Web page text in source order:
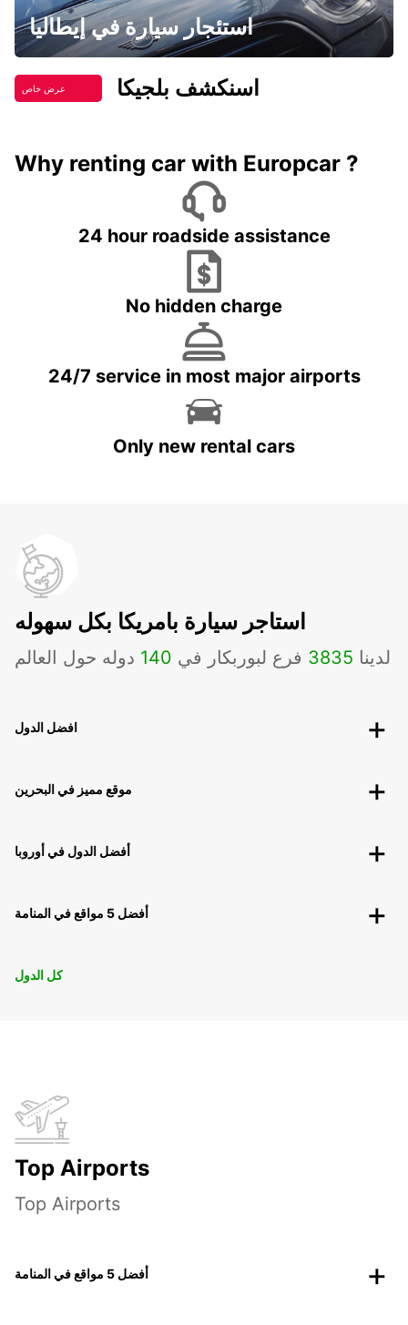
استئجار سيارة في إيطاليا
عرض خاص اسنكشف بلجيكا
Why renting car with Europcar ?
24 hour roadside assistance
No hidden charge
24/7 service in most major airports
Only new rental cars
استاجر سيارة بامريكا بكل سهوله
لدينا 3835 فرع لبوربكار في 140 دوله حول العالم
افضل الدول
موقع مميز في البحرين
أفضل الدول في أوروبا
أفضل 5 مواقع في المنامة
كل الدول
Top Airports
Top Airports
أفضل 5 مواقع في المنامة